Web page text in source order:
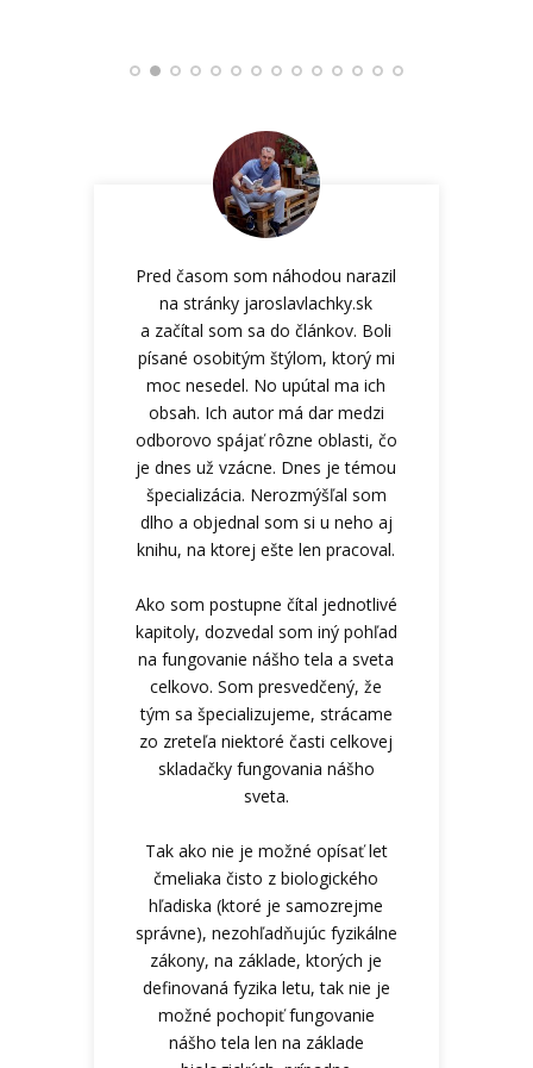
Pred časom som náhodou narazil
na stránky jaroslavlachky.sk
a začítal som sa do článkov. Boli
písané osobitým štýlom, ktorý mi
moc nesedel. No upútal ma ich
obsah. Ich autor má dar medzi
odborovo spájať rôzne oblasti, čo
je dnes už vzácne. Dnes je témou
špecializácia. Nerozmýšľal som
dlho a objednal som si u neho aj
knihu, na ktorej ešte len pracoval.
Ako som postupne čítal jednotlivé
kapitoly, dozvedal som iný pohľad
na fungovanie nášho tela a sveta
celkovo. Som presvedčený, že
tým sa špecializujeme, strácame
zo zreteľa niektoré časti celkovej
skladačky fungovania nášho
sveta.
Tak ako nie je možné opísať let
čmeliaka čisto z biologického
hľadiska (ktoré je samozrejme
správne), nezohľadňujúc fyzikálne
zákony, na základe, ktorých je
definovaná fyzika letu, tak nie je
možné pochopiť fungovanie
nášho tela len na základe
Mária